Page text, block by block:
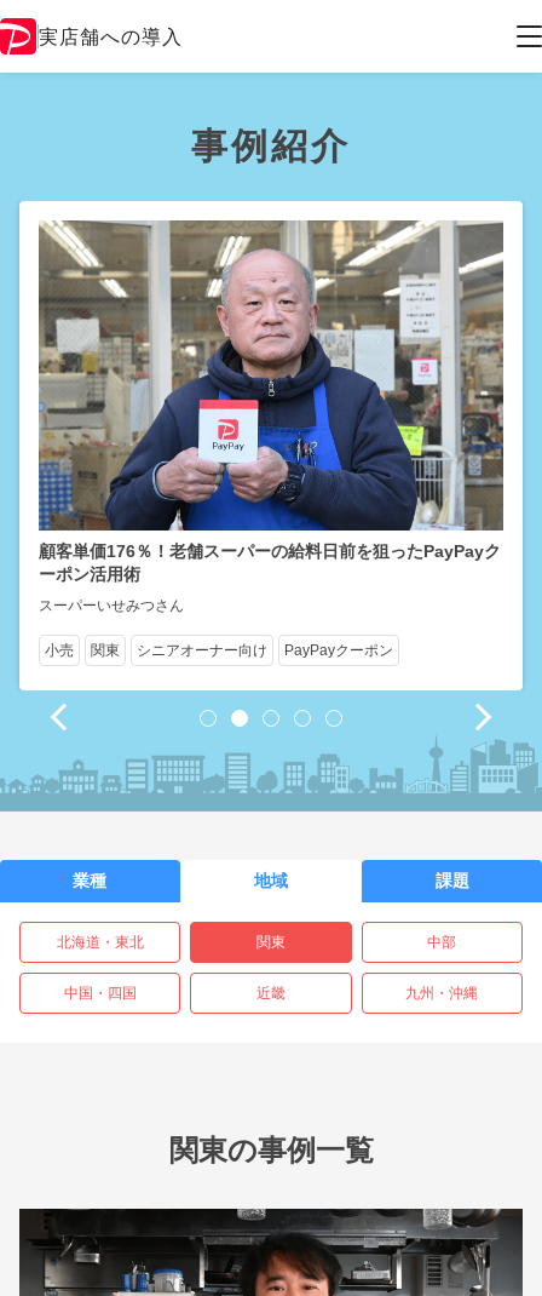
実店舗への導入
事例紹介
顧客単価176％！老舗スーパーの給料日前を狙ったPayPayク
ーポン活用術
スーパーいせみつさん
小売 関東 シニアオーナー向け PayPayクーポン
1 3 4 5
業種 地域 課題
北海道・東北 関東 中部
中国・四国 近畿 九州・沖縄
関東の事例一覧